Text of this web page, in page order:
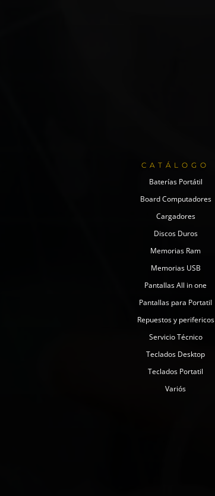
CATÁLOGO
Baterías Portátil
Board Computadores
Cargadores
Discos Duros
Memorias Ram
Memorias USB
Pantallas All in one
Pantallas para Portatil
Repuestos y perifericos
Servicio Técnico
Teclados Desktop
Teclados Portatil
Variós